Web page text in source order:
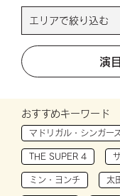
演
おすすめキーワード
マドリガル・シンガー
THE SUPER 4
ミン・ヨンチ 太